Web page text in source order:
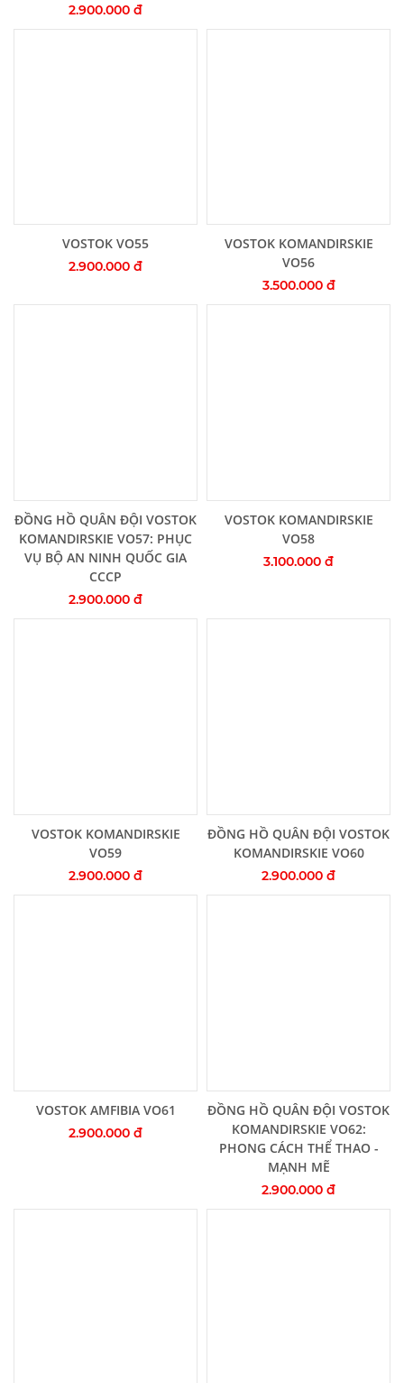
2.900.000 đ
Thêm vào giỏ hàng
VOSTOK VO55
2.900.000 đ
Thêm vào giỏ hàng
VOSTOK KOMANDIRSKIE
VO56
3.500.000 đ
Thêm vào giỏ hàng
ĐỒNG HỒ QUÂN ĐỘI VOSTOK
KOMANDIRSKIE VO57: PHỤC
VỤ BỘ AN NINH QUỐC GIA
CCCP
2.900.000 đ
Thêm vào giỏ hàng
VOSTOK KOMANDIRSKIE
VO58
3.100.000 đ
Thêm vào giỏ hàng
VOSTOK KOMANDIRSKIE
VO59
2.900.000 đ
Thêm vào giỏ hàng
ĐỒNG HỒ QUÂN ĐỘI VOSTOK
KOMANDIRSKIE VO60
2.900.000 đ
Thêm vào giỏ hàng
VOSTOK AMFIBIA VO61
2.900.000 đ
Thêm vào giỏ hàng
ĐỒNG HỒ QUÂN ĐỘI VOSTOK
KOMANDIRSKIE VO62:
PHONG CÁCH THỂ THAO -
MẠNH MẼ
2.900.000 đ